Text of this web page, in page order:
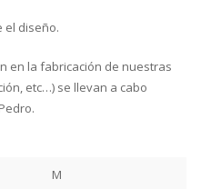
el diseño.
en la fabricación de nuestras
etc…) se llevan a cabo
M